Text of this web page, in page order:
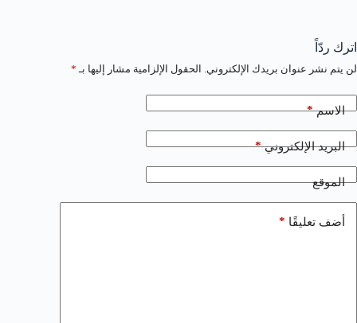
اترك ردّاً
لن يتم نشر عنوان بريدك الإلكتروني. الحقول الإلزامية مشار إليها بـ *
الاسم*
البريد الإلكتروني*
الموقع
أضف تعليقًا *